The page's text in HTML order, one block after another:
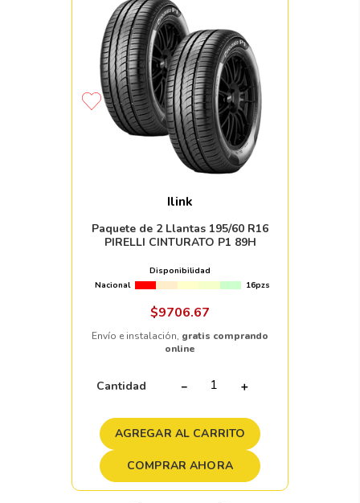
Ilink
Paquete de 2 Llantas 195/60 R16
PIRELLI CINTURATO P1 89H
Disponibilidad
Nacional
16pzs
$9706.67
Envío e instalación, gratis comprando
online
Cantidad ＋
－
AGREGAR AL CARRITO
COMPRAR AHORA